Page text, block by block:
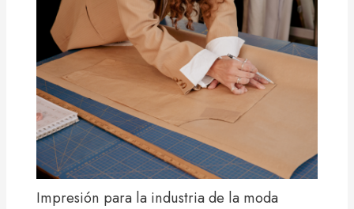
Impresión para la industria de la moda